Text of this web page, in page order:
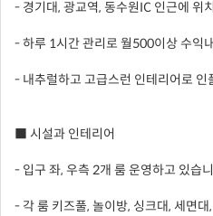
- 경기대, 광교역, 동수원IC 인근에 위
- 하루 1시간 관리로 월500이상 수익
- 내추럴하고 고급스런 인테리어로
■ 시설과 인테리어
- 입구 좌, 우측 2개 룸 운영하고 있습
- 각 룸 키즈풀, 놀이방, 싱크대, 세면